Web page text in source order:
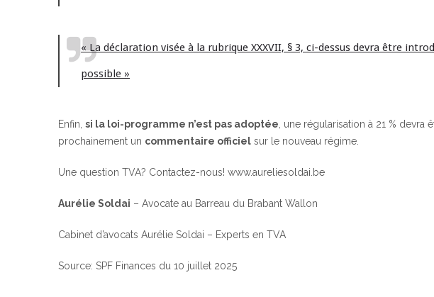
« La déclaration visée à la rubrique XXXVII, § 3, ci-dessus devra être
possible »
Enfin, si la loi-programme n’est pas adoptée , une régularisation à 21 % devra
prochainement un commentaire officiel sur le nouveau régime.
Une question TVA? Contactez-nous! www.aureliesoldai.be
Aurélie Soldai – Avocate au Barreau du Brabant Wallon
Cabinet d’avocats Aurélie Soldai – Experts en TVA
Source: SPF Finances du 10 juillet 2025